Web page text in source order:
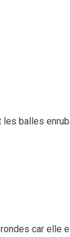
balles
car elle